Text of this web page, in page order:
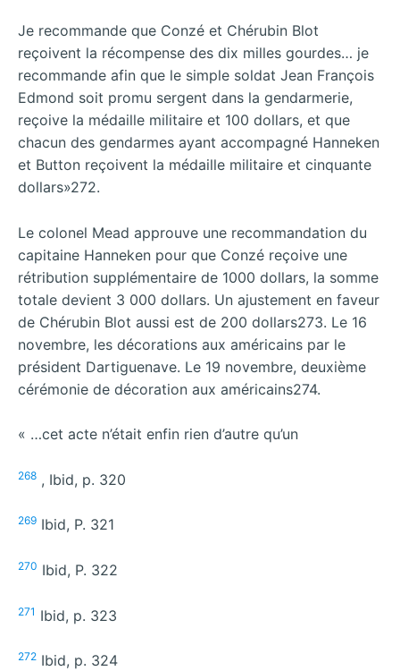
Je recommande que Conzé et Chérubin Blot
reçoivent la récompense des dix milles gourdes… je
recommande afin que le simple soldat Jean François
Edmond soit promu sergent dans la gendarmerie,
reçoive la médaille militaire et 100 dollars, et que
chacun des gendarmes ayant accompagné Hanneken
et Button reçoivent la médaille militaire et cinquante
dollars»272.
Le colonel Mead approuve une recommandation du
capitaine Hanneken pour que Conzé reçoive une
rétribution supplémentaire de 1000 dollars, la somme
totale devient 3 000 dollars. Un ajustement en faveur
de Chérubin Blot aussi est de 200 dollars273. Le 16
novembre, les décorations aux américains par le
président Dartiguenave. Le 19 novembre, deuxième
cérémonie de décoration aux américains274.
« …cet acte n’était enfin rien d’autre qu’un
268 , Ibid, p. 320
269 Ibid, P. 321
270 Ibid, P. 322
271 Ibid, p. 323
272 Ibid, p. 324